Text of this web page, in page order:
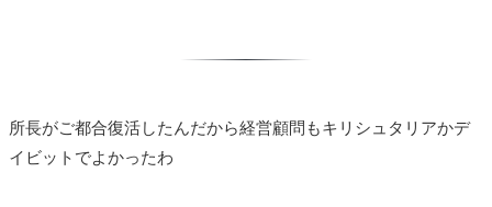
所長がご都合復活したんだから経営顧問もキリシュタリアかデ
イビットでよかったわ